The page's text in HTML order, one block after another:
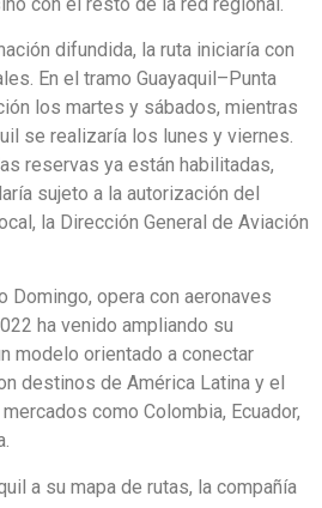
difundida, la ruta iniciaría con
En el tramo Guayaquil–Punta
los martes y sábados, mientras
se realizaría los lunes y viernes.
reservas ya están habilitadas,
sujeto a la autorización del
la Dirección General de Aviación
Domingo, opera con aeronaves
ha venido ampliando su
modelo orientado a conectar
destinos de América Latina y el
como Colombia, Ecuador,
a su mapa de rutas, la compañía